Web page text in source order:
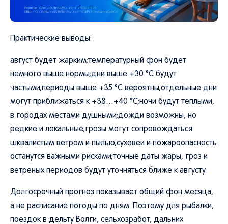
Практические выводы:
август будет жарким;температурный фон будет
немного выше нормы;дни выше +30 °C будут
частыми;периоды выше +35 °C вероятны;отдельные дни
могут приближаться к +38…+40 °C;ночи будут теплыми,
в городах местами душными;дожди возможны, но
редкие и локальные;грозы могут сопровождаться
шквалистым ветром и пылью;суховеи и пожароопасность
останутся важными рисками;точные даты жары, гроз и
ветреных периодов будут уточняться ближе к августу.
Долгосрочный прогноз показывает общий фон месяца,
а не расписание погоды по дням. Поэтому для рыбалки,
поездок в дельту Волги, сельхозработ, дальних